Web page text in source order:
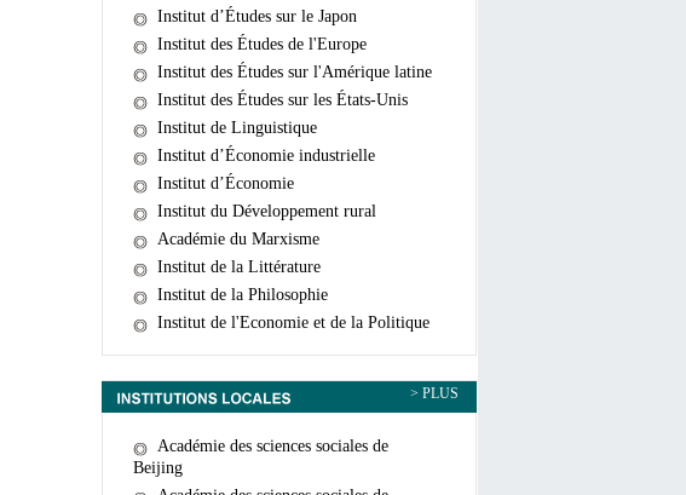
chinoises
Institut d’Études sur le Japon
Institut des Études de l'Europe
Institut des Études sur l'Amérique latine
Institut des Études sur les États-Unis
Institut de Linguistique
Institut d’Économie industrielle
Institut d’Économie
Institut du Développement rural
Académie du Marxisme
Institut de la Littérature
Institut de la Philosophie
Institut de l'Economie et de la Politique
> PLUS
Académie des sciences sociales de
Beijing